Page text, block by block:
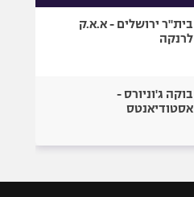
בית"ר ירושלים - א.א.ק
לרנקה
בוקה ג'וניורס -
אסטודיאנטס